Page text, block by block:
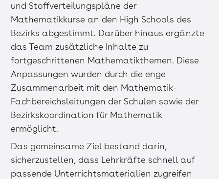
und Stoffverteilungspläne der
Mathematikkurse an den High Schools des
Bezirks abgestimmt. Darüber hinaus ergänzte
das Team zusätzliche Inhalte zu
fortgeschrittenen Mathematikthemen. Diese
Anpassungen wurden durch die enge
Zusammenarbeit mit den Mathematik-
Fachbereichsleitungen der Schulen sowie der
Bezirkskoordination für Mathematik
ermöglicht.
Das gemeinsame Ziel bestand darin,
sicherzustellen, dass Lehrkräfte schnell auf
passende Unterrichtsmaterialien zugreifen